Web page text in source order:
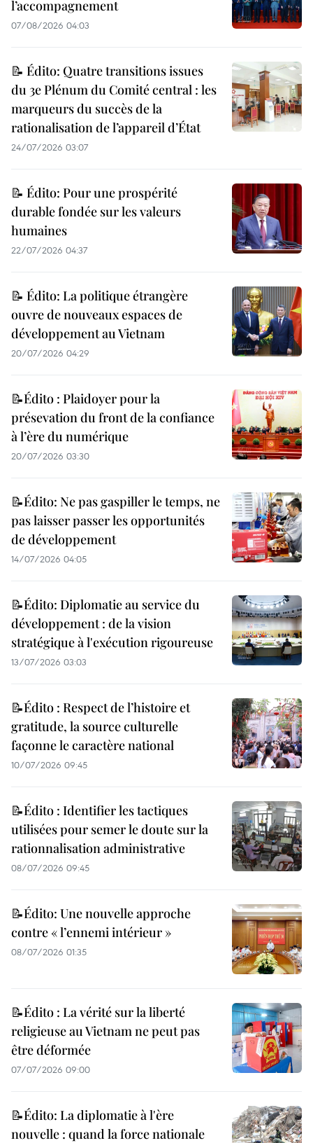
l’accompagnement
07/08/2026 04:03
📝 Édito: Quatre transitions issues
du 3e Plénum du Comité central : les
marqueurs du succès de la
rationalisation de l’appareil d’État
24/07/2026 03:07
📝 Édito: Pour une prospérité
durable fondée sur les valeurs
humaines
22/07/2026 04:37
📝 Édito: La politique étrangère
ouvre de nouveaux espaces de
développement au Vietnam
20/07/2026 04:29
📝Édito : Plaidoyer pour la
présevation du front de la confiance
à l’ère du numérique
20/07/2026 03:30
📝Édito: Ne pas gaspiller le temps, ne
pas laisser passer les opportunités
de développement
14/07/2026 04:05
📝Édito: Diplomatie au service du
développement : de la vision
stratégique à l'exécution rigoureuse
13/07/2026 03:03
📝Édito : Respect de l’histoire et
gratitude, la source culturelle
façonne le caractère national
10/07/2026 09:45
📝Édito : Identifier les tactiques
utilisées pour semer le doute sur la
rationnalisation administrative
08/07/2026 09:45
📝Édito: Une nouvelle approche
contre « l’ennemi intérieur »
08/07/2026 01:35
📝Édito : La vérité sur la liberté
religieuse au Vietnam ne peut pas
être déformée
07/07/2026 09:00
📝Édito: La diplomatie à l'ère
nouvelle : quand la force nationale